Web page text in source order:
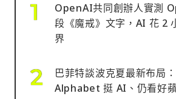
OpenAI共同創辦人實測
段《魔戒》文字，AI 花 2
界
巴菲特談波克夏最新布局
Alphabet 挺 AI、仍看好